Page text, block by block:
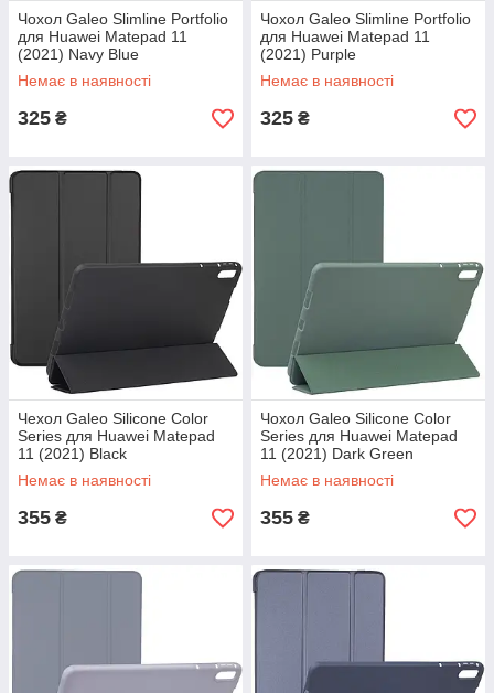
Чохол Galeo Slimline Portfolio
для Huawei Matepad 11
(2021) Navy Blue
Немає в наявності
325 ₴
Чохол Galeo Slimline Portfolio
для Huawei Matepad 11
(2021) Purple
Немає в наявності
325 ₴
Чехол Galeo Silicone Color
Series для Huawei Matepad
11 (2021) Black
Немає в наявності
355 ₴
Чохол Galeo Silicone Color
Series для Huawei Matepad
11 (2021) Dark Green
Немає в наявності
355 ₴